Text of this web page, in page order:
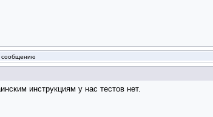
сообщению
инструкциям у нас тестов нет.